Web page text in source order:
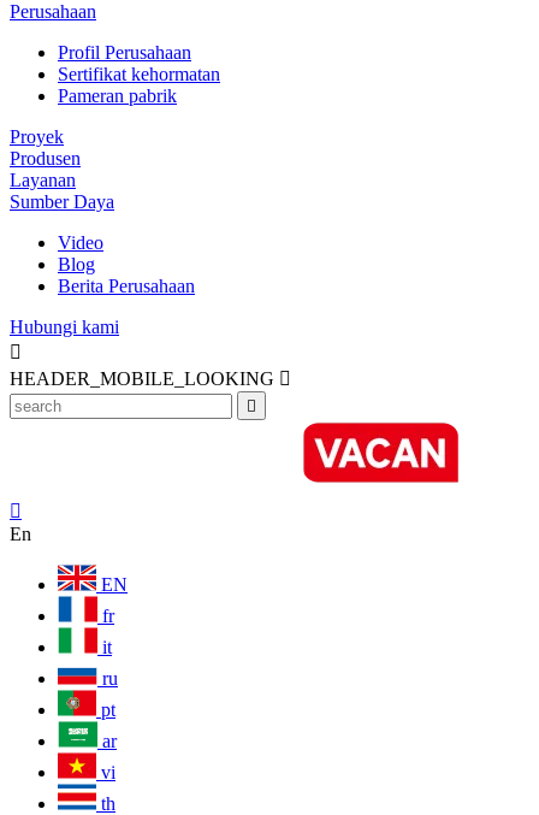
Perusahaan
Profil Perusahaan
Sertifikat kehormatan
Pameran pabrik
Proyek
Produsen
Layanan
Sumber Daya
Video
Blog
Berita Perusahaan
Hubungi kami

HEADER_MOBILE_LOOKING 


En
EN
fr
it
ru
pt
ar
vi
th